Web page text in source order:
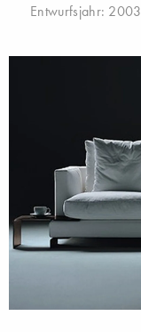
Entwurfsjahr: 2003